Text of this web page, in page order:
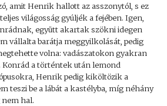
amit Henrik hallott az asszonytól, s ez
világosság gyúljék a fejében. Igen,
együtt akartak szökni idegen
vállalta barátja meggyilkolását, pedig
volna: vadászatokon gyakran
a történtek után lemond
Henrik pedig kiköltözik a
teszi be a lábát a kastélyba, míg néhány
hal.